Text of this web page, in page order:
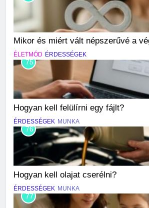
Mikor és miért vált népszerűvé a
ÉLETMÓD ÉRDESSÉGEK
75
Hogyan kell felülírni egy fájlt?
ÉRDESSÉGEK MUNKA
76
Hogyan kell olajat cserélni?
ÉRDESSÉGEK MUNKA
77